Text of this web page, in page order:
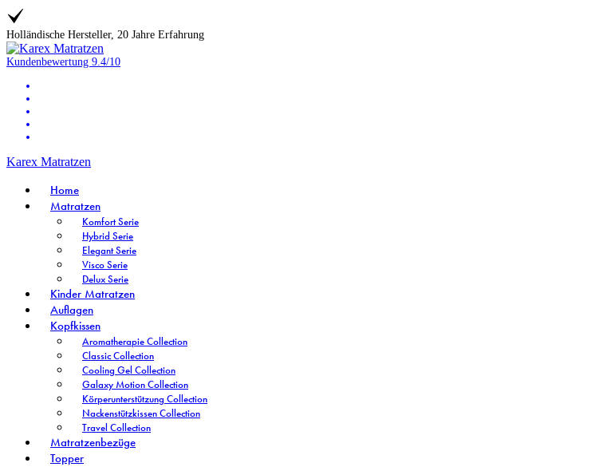
Holländische Hersteller, 20 Jahre Erfahrung
Kundenbewertung 9.4/10
Karex Matratzen
Home
Matratzen
Komfort Serie
Hybrid Serie
Elegant Serie
Visco Serie
Delux Serie
Kinder Matratzen
Auflagen
Kopfkissen
Aromatherapie Collection
Classic Collection
Cooling Gel Collection
Galaxy Motion Collection
Körperunterstützung Collection
Nackenstützkissen Collection
Travel Collection
Matratzenbezüge
Topper